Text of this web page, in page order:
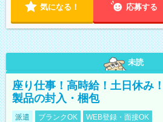
気になる！ 応募する
未読
座り仕事！高時給！土日休み
製品の封入・梱包
派遣 ブランクOK WEB登録・面接OK